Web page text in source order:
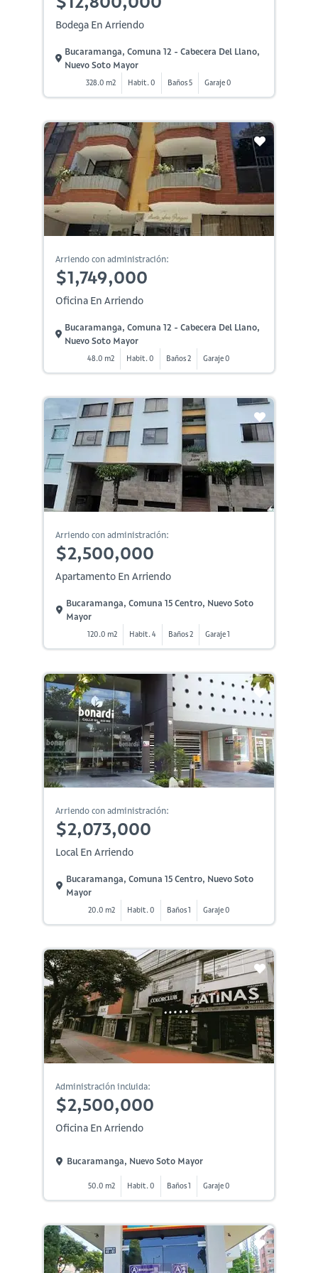
Bodega En Arriendo
Bucaramanga, Comuna 12 - Cabecera Del Llano,
Nuevo Soto Mayor
328.0 m2 Habit. 0 Baños 5 Garaje 0
Arriendo con administración:
$1,749,000
Oficina En Arriendo
Bucaramanga, Comuna 12 - Cabecera Del Llano,
Nuevo Soto Mayor
48.0 m2 Habit. 0 Baños 2 Garaje 0
Arriendo con administración:
$2,500,000
Apartamento En Arriendo
Bucaramanga, Comuna 15 Centro, Nuevo Soto
Mayor
120.0 m2 Habit. 4 Baños 2 Garaje 1
Arriendo con administración:
$2,073,000
Local En Arriendo
Bucaramanga, Comuna 15 Centro, Nuevo Soto
Mayor
20.0 m2 Habit. 0 Baños 1 Garaje 0
Administración incluida:
$2,500,000
Oficina En Arriendo
Bucaramanga, Nuevo Soto Mayor
50.0 m2 Habit. 0 Baños 1 Garaje 0